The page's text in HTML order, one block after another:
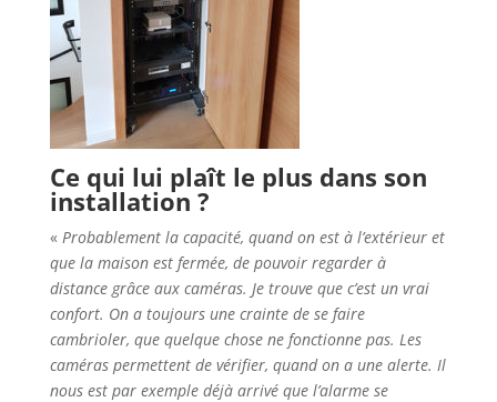
Ce qui lui plaît le plus dans son
installation ?
« Probablement la capacité, quand on est à l’extérieur et
que la maison est fermée, de pouvoir regarder à
distance grâce aux caméras. Je trouve que c’est un vrai
confort. On a toujours une crainte de se faire
cambrioler, que quelque chose ne fonctionne pas. Les
caméras permettent de vérifier, quand on a une alerte. Il
nous est par exemple déjà arrivé que l’alarme se